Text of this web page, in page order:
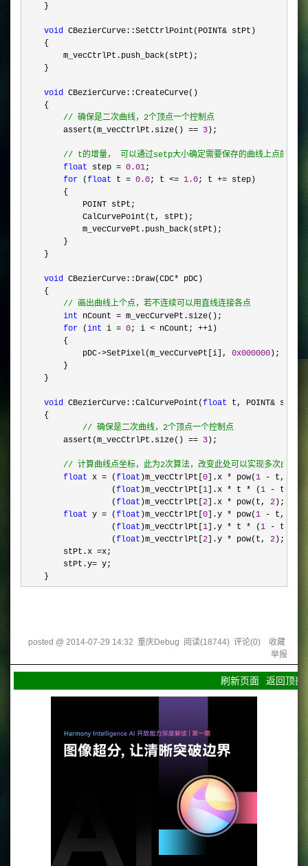
    }
void CBezierCurve::SetCtrlPoint(POINT& stPt)
    {
        m_vecCtrlPt.push_back(stPt);
    }
void CBezierCurve::CreateCurve()
    {
// 确保是二次曲线，2个顶点一个控制点
        assert(m_vecCtrlPt.size() ==
3 );
// t的增量， 可以通过setp大小确定需要保存的曲线上点的个
float step = 0.01;
for (float t = 0.0; t <= 1.0; t += step)
        {
            POINT stPt;
            CalCurvePoint(t, stPt);
            m_vecCurvePt.push_back(stPt);
        }
    }
void CBezierCurve::Draw(CDC* pDC)
    {
// 画出曲线上个点，若不连续可以用直线连接各点
int nCount = m_vecCurvePt.size();
for (int i = 0; i < nCount; ++i)
        {
            pDC
->SetPixel(m_vecCurvePt[i], 0x000000 );
        }
    }
void CBezierCurve::CalCurvePoint(float t, POINT&
    {
// 确保是二次曲线，2个顶点一个控制点
        assert(m_vecCtrlPt.size() ==
3 );
// 计算曲线点坐标，此为2次算法，改变此处可以实现多次曲线
float x = (float )m_vecCtrlPt[ 0 ].x * pow(1 - t,
                  (
float )m_vecCtrlPt[ 1 ].x * t * (1 - t) *
                  (
float )m_vecCtrlPt[ 2 ].x * pow(t, 2 );
float y = (float )m_vecCtrlPt[ 0 ].y * pow(1 - t,
                  (
float )m_vecCtrlPt[ 1 ].y * t * (1 - t) *
                  (
float )m_vecCtrlPt[ 2 ].y * pow(t, 2 );
        stPt.x
=x;
        stPt.y
= y;
    }
posted @ 2014-07-29 14:32 重庆Debug 阅读(18744) 评论(0) 收藏
举报
刷新页面 返回顶部